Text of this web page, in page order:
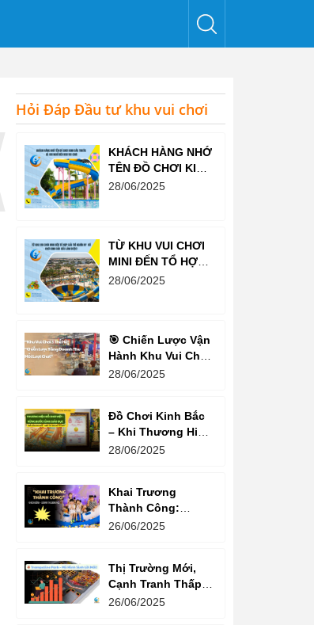
Hỏi Đáp Đầu tư khu vui chơi
KHÁCH HÀNG NHỚ
TÊN ĐỒ CHƠI KINH
BẮC TRƯỚC CẢ
28/06/2025
TỪ KHU VUI CHƠI
MINI ĐẾN TỔ HỢP
GIẢI TRÍ NGHÌN M²
28/06/2025
🎯 Chiến Lược Vận
Hành Khu Vui Chơi
3 Thế Hệ – Tối Đa
28/06/2025
Đồ Chơi Kinh Bắc
– Khi Thương Hiệu
Vững Mạnh Bắt
28/06/2025
Khai Trương
Thành Công:
Khách Nườm
Quyết Là Gì?
26/06/2025
Thị Trường Mới,
Cạnh Tranh Thấp –
Trampoline Park Là
26/06/2025